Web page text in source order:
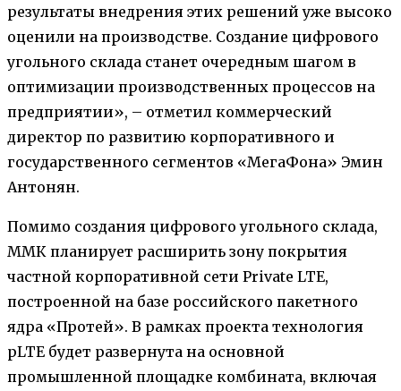
результаты внедрения этих решений уже высоко
оценили на производстве. Создание цифрового
угольного склада станет очередным шагом в
оптимизации производственных процессов на
предприятии», – отметил коммерческий
директор по развитию корпоративного и
государственного сегментов «МегаФона» Эмин
Антонян.
Помимо создания цифрового угольного склада,
ММК планирует расширить зону покрытия
частной корпоративной сети Private LTE,
построенной на базе российского пакетного
ядра «Протей». В рамках проекта технология
pLTE будет развернута на основной
промышленной площадке комбината, включая